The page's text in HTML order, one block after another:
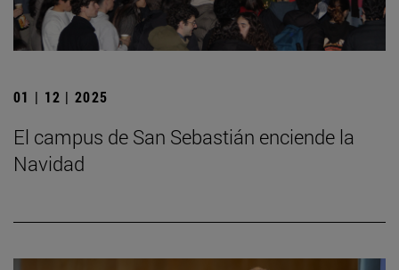
01 | 12 | 2025
El campus de San Sebastián enciende la
Navidad